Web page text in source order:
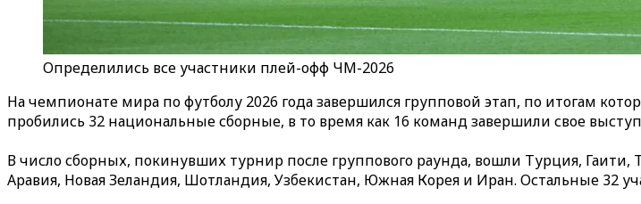
Определились все участники плей-офф ЧМ-2026
На чемпионате мира по футболу 2026 года завершился групповой этап, по итогам
пробились 32 национальные сборные, в то время как 16 команд завершили свое
В число сборных, покинувших турнир после группового раунда, вошли Турция,
Аравия, Новая Зеландия, Шотландия, Узбекистан, Южная Корея и Иран. Остальные 32